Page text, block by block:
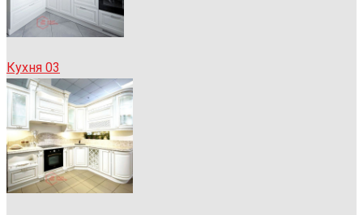
Кухня 03